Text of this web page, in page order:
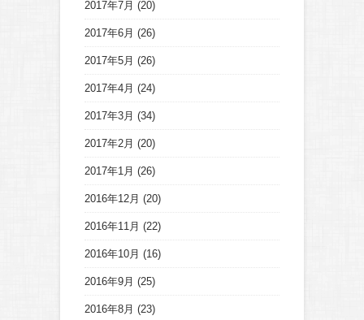
2017年7月 (20)
2017年6月 (26)
2017年5月 (26)
2017年4月 (24)
2017年3月 (34)
2017年2月 (20)
2017年1月 (26)
2016年12月 (20)
2016年11月 (22)
2016年10月 (16)
2016年9月 (25)
2016年8月 (23)